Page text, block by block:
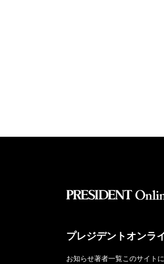
プレジデントオンラ
お知らせ著者一覧このサイト